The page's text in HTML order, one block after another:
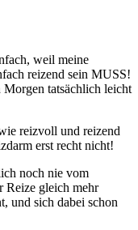
weil meine
reizend sein MUSS!
Morgen tatsächlich leicht
reizvoll und reizend
erst recht nicht!
noch nie vom
Reize gleich mehr
und sich dabei schon